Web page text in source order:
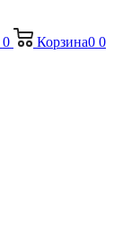
0 Корзина0 0